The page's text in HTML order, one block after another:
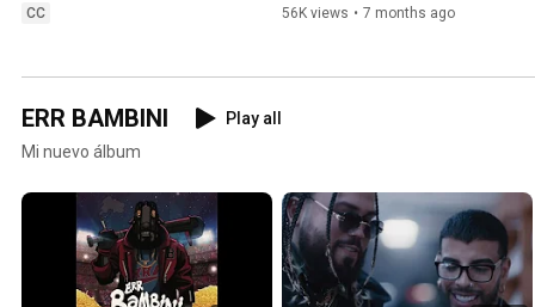
CC
56K views • 7 months ago
ERR BAMBINI
Play all
Mi nuevo álbum